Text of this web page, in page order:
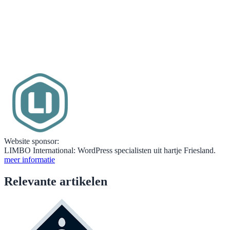
Website sponsor:
LIMBO International: WordPress specialisten uit hartje Friesland.
meer informatie
Relevante artikelen